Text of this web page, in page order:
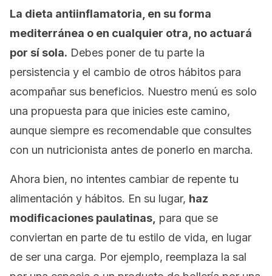
La dieta antiinflamatoria, en su forma
mediterránea o en cualquier otra, no actuará
por sí sola. Debes poner de tu parte la
persistencia y el cambio de otros hábitos para
acompañar sus beneficios. Nuestro menú es solo
una propuesta para que inicies este camino,
aunque siempre es recomendable que consultes
con un nutricionista antes de ponerlo en marcha.
Ahora bien, no intentes cambiar de repente tu
alimentación y hábitos. En su lugar, haz
modificaciones paulatinas, para que se
conviertan en parte de tu estilo de vida, en lugar
de ser una carga. Por ejemplo, reemplaza la sal